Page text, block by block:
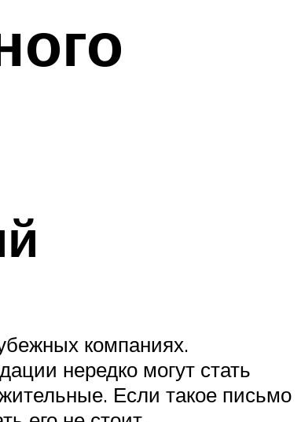
компаниях.
нередко могут стать
Если такое письмо